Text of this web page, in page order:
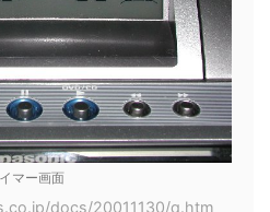
マー画面
docs/20011130/q.htm